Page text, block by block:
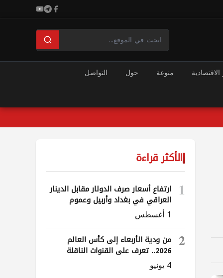
الاقتصادية منوعة حول التواصل
الأكثر قراءة
1
ارتفاع أسعار صرف الدولار مقابل الدينار
العراقي في بغداد وأربيل وعموم
المحافظات
1 أغسطس
2 من ودية الأربعاء إلى كأس العالم
2026.. تعرف على القنوات الناقلة
لمباريات العراق
4 يونيو